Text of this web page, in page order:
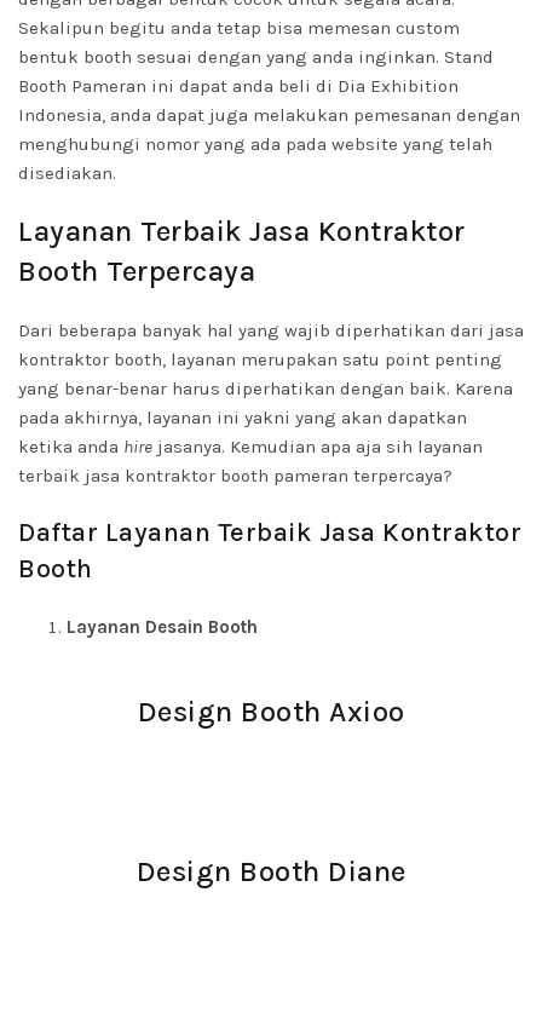
Sekalipun begitu anda tetap bisa memesan custom
bentuk booth sesuai dengan yang anda inginkan. Stand
Booth Pameran ini dapat anda beli di Dia Exhibition
Indonesia, anda dapat juga melakukan pemesanan dengan
menghubungi nomor yang ada pada website yang telah
disediakan.
Layanan Terbaik Jasa Kontraktor
Booth Terpercaya
Dari beberapa banyak hal yang wajib diperhatikan dari jasa
kontraktor booth, layanan merupakan satu point penting
yang benar-benar harus diperhatikan dengan baik. Karena
pada akhirnya, layanan ini yakni yang akan dapatkan
ketika anda hire jasanya. Kemudian apa aja sih layanan
terbaik jasa kontraktor booth pameran terpercaya?
Daftar Layanan Terbaik Jasa Kontraktor
Booth
Layanan Desain Booth
Design Booth Axioo
Design Booth Diane